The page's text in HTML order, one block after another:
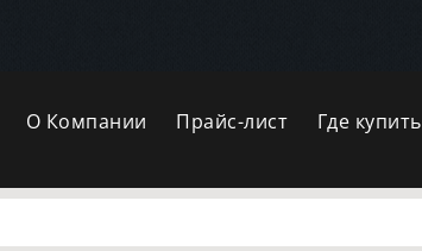
О Компании Прайс-лист Где купить